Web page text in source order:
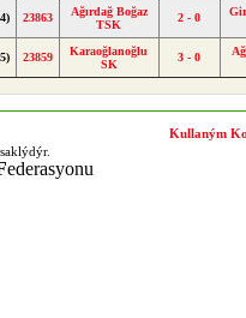
23863
Ağırdağ Boğaz
TSK
2 - 0
23859
Karaoğlanoğlu
SK
3 - 0
ederasyonu
Kullaným